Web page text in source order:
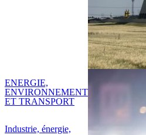
Industrie, énergie,
ENERGIE,
ENVIRONNEMENT
ET TRANSPORT